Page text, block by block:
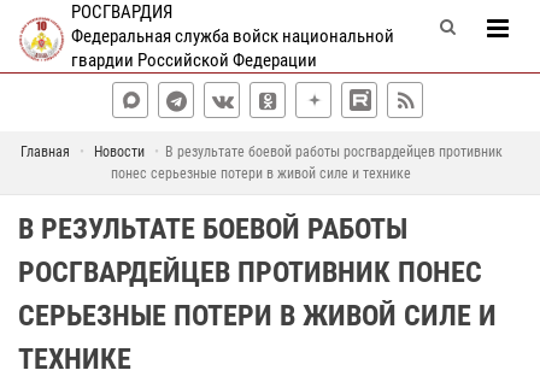
РОСГВАРДИЯ
Федеральная служба войск национальной
гвардии Российской Федерации
Главная Новости
В результате боевой работы росгвардейцев противник
понес серьезные потери в живой силе и технике
В РЕЗУЛЬТАТЕ БОЕВОЙ РАБОТЫ
РОСГВАРДЕЙЦЕВ ПРОТИВНИК ПОНЕС
СЕРЬЕЗНЫЕ ПОТЕРИ В ЖИВОЙ СИЛЕ И
ТЕХНИКЕ